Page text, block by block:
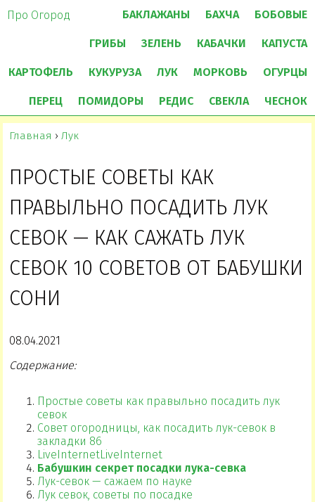
Про Огород БАКЛАЖАНЫ БАХЧА БОБОВЫЕ
ГРИБЫ ЗЕЛЕНЬ КАБАЧКИ КАПУСТА
КАРТОФЕЛЬ КУКУРУЗА ЛУК МОРКОВЬ ОГУРЦЫ
ПЕРЕЦ ПОМИДОРЫ РЕДИС СВЕКЛА ЧЕСНОК
Главная ›Лук
ПРОСТЫЕ СОВЕТЫ КАК
ПРАВЫЛЬНО ПОСАДИТЬ ЛУК
СЕВОК — КАК САЖАТЬ ЛУК
СЕВОК 10 СОВЕТОВ ОТ БАБУШКИ
СОНИ
08.04.2021
Содержание:
Простые советы как правыльно посадить лук
севок
Совет огородницы, как посадить лук-севок в
закладки 86
LiveInternetLiveInternet
Бабушкин секрет посадки лука-севка
Лук-севок — сажаем по науке
Лук севок, советы по посадке